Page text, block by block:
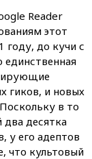
Reader
этот
году, до кучи с
единственная
гиков, и новых
в то
два десятка
у его адептов
что культовый